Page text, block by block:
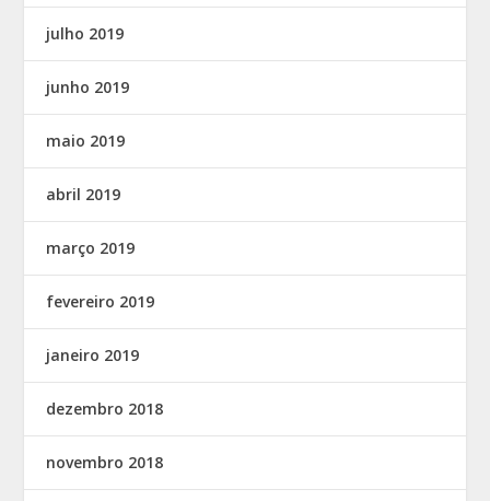
julho 2019
junho 2019
maio 2019
abril 2019
março 2019
fevereiro 2019
janeiro 2019
dezembro 2018
novembro 2018